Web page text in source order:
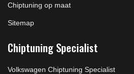
Chiptuning op maat
Sitemap
Chiptuning Specialist
Volkswagen Chiptuning Specialist